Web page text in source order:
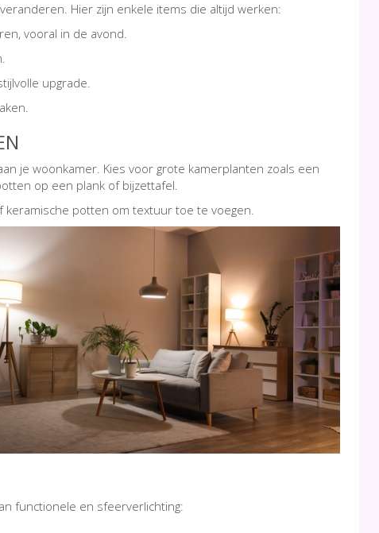
Hier zijn enkele items die altijd werken:
vooral in de avond.
upgrade.
je woonkamer. Kies voor grote kamerplanten zoals een
op een plank of bijzettafel.
potten om textuur toe te voegen.
functionele en sfeerverlichting: